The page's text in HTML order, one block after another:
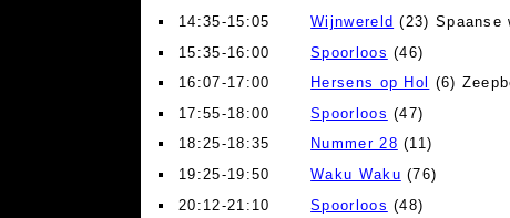
14:35-15:05 Wijnwereld (23) Spaanse
15:35-16:00
Spoorloos (46)
16:07-17:00
Hersens op Hol
(6)
17:55-18:00
Spoorloos (47)
18:25-18:35
Nummer 28 (11)
19:25-19:50
Waku Waku (76)
20:12-21:10
Spoorloos (48)